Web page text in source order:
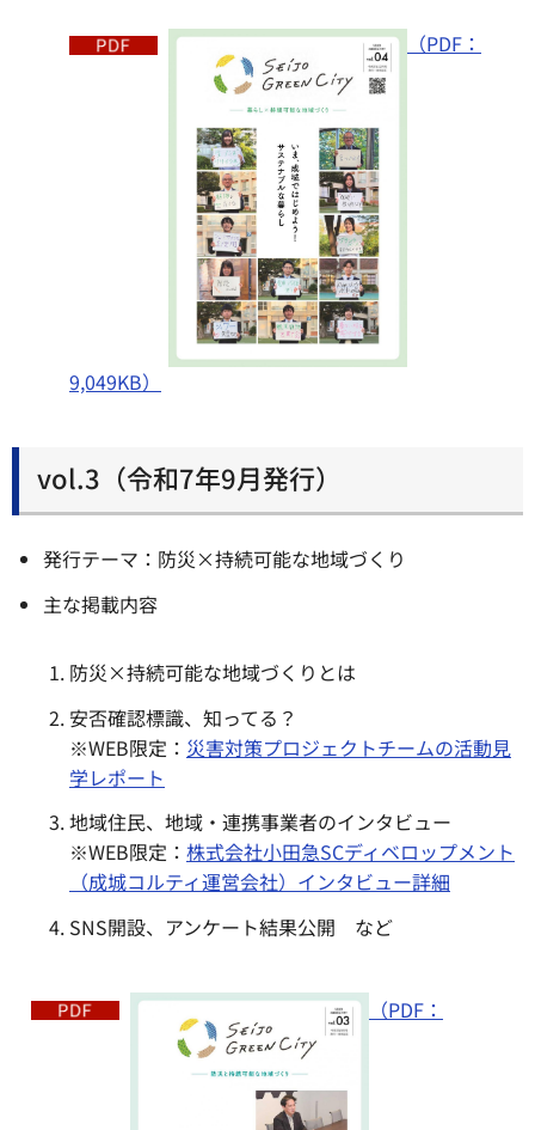
（PDF：
9,049KB）
vol.3（令和7年9月発行）
発行テーマ：防災×持続可能な地域づくり
主な掲載内容
防災×持続可能な地域づくりとは
安否確認標識、知ってる？
※WEB限定： 災害対策プロジェクトチームの活動見
学レポート
地域住民、地域・連携事業者のインタビュー
※WEB限定： 株式会社小田急SCディベロップメント
（成城コルティ運営会社）インタビュー詳細
SNS開設、アンケート結果公開 など
（PDF：